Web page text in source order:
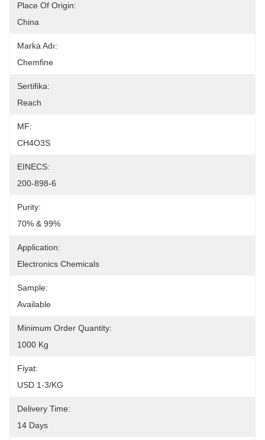
Place Of Origin:
China
Marka Adı:
Chemfine
Sertifika:
Reach
MF:
CH4O3S
EINECS:
200-898-6
Purity:
70% & 99%
Application:
Electronics Chemicals
Sample:
Available
Minimum Order Quantity:
1000 Kg
Fiyat:
USD 1-3/KG
Delivery Time:
14 Days